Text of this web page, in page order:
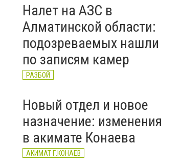
Алматы облысының
мамандандырылған
ауданаралық әкімшілік
сотының төрағасы болып
Роллан Дүйсенбиев
тағайындалды
14:19
4 августа
Налет на АЗС в
Алматинской области:
подозреваемых нашли
по записям камер
РАЗБОЙ
Новый отдел и новое
назначение: изменения
в акимате Конаева
АКИМАТ Г.КОНАЕВ